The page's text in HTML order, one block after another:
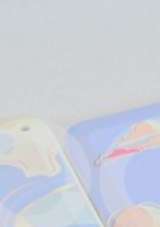
«Radioguide» модель RG-18
«Radioguide» модель RG-15
«Radioguide» модель RG-07
Аксессуары для радиооборудования
Аудиогид MC-15